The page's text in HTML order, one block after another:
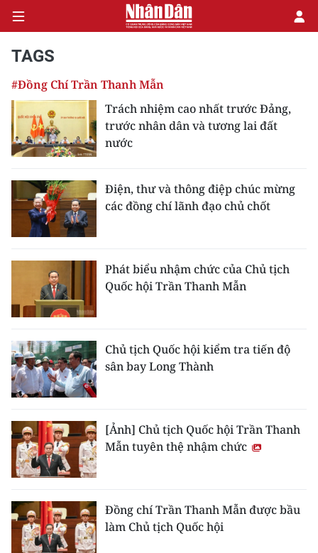
CHÍNH TRỊ
KINH TẾ
XÃ HỘI
PHÁP LUẬT
DU LỊCH
THẾ GIỚI
GIÁO DỤC
KHOA HỌC - CÔNG NGHỆ
MÔI TRƯỜNG
BẠN ĐỌC
KIỂM CHỨNG THÔNG TIN
TAGS
#Đồng Chí Trần Thanh Mẫn
Trách nhiệm cao nhất trước Đảng,
trước nhân dân và tương lai đất
nước
Điện, thư và thông điệp chúc mừng
các đồng chí lãnh đạo chủ chốt
Phát biểu nhậm chức của Chủ tịch
Quốc hội Trần Thanh Mẫn
Chủ tịch Quốc hội kiểm tra tiến độ
sân bay Long Thành
[Ảnh] Chủ tịch Quốc hội Trần Thanh
Mẫn tuyên thệ nhậm chức
Đồng chí Trần Thanh Mẫn được bầu
làm Chủ tịch Quốc hội